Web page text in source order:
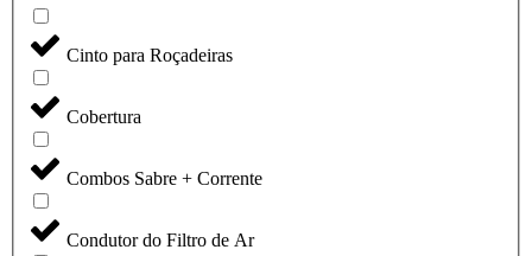
Cinto para Roçadeiras
Cobertura
Combos Sabre + Corrente
Condutor do Filtro de Ar